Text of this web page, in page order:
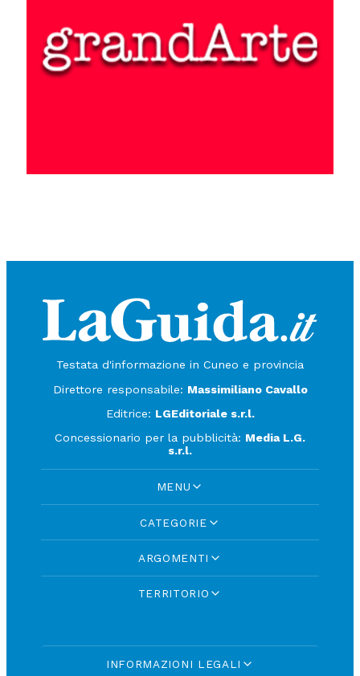
Testata d'informazione in Cuneo e provincia
Direttore responsabile: Massimiliano Cavallo
Editrice: LGEditoriale s.r.l.
Concessionario per la pubblicità: Media L.G.
s.r.l.
MENU
CATEGORIE
ARGOMENTI
TERRITORIO
INFORMAZIONI LEGALI